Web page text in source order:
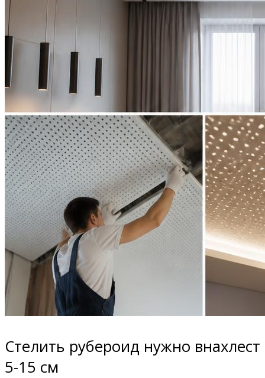
Стелить рубероид нужно внахлест
5-15 см